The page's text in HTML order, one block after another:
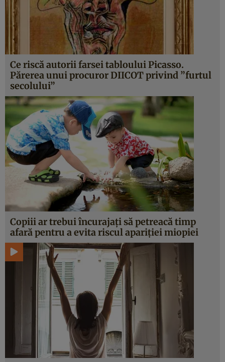
Ce riscă autorii farsei tabloului Picasso.
Părerea unui procuror DIICOT privind ”furtul
secolului”
Copiii ar trebui încurajaţi să petreacă timp
afară pentru a evita riscul apariţiei miopiei